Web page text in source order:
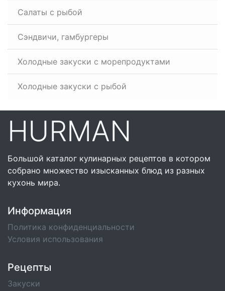
Салаты с рыбой
Сэндвичи, гамбургеры
Холодные закуски с морепродуктами
Холодные закуски с рыбой
HURMAN
Большой каталог кулинарных рецептов в котором
собрано множество изысканных блюд из разных
кухонь мира.
Информация
Политика конфиденциальности
Условия использования
Рецепты
Закуски